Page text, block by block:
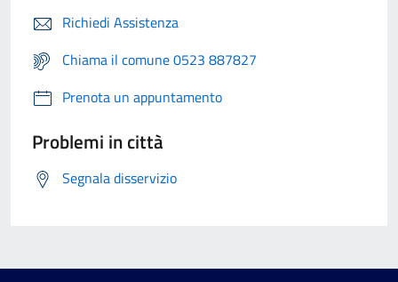
Richiedi Assistenza
Chiama il comune 0523 887827
Prenota un appuntamento
Problemi in città
Segnala disservizio